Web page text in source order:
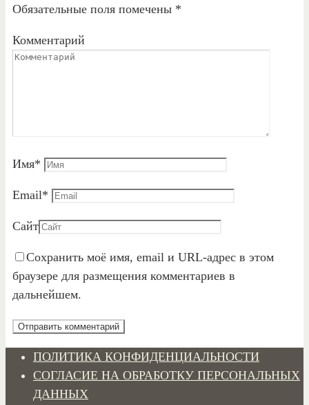
Обязательные поля помечены *
Комментарий
Имя*
Email*
Сайт
Сохранить моё имя, email и URL-адрес в этом
браузере для размещения комментариев в
дальнейшем.
ПОЛИТИКА КОНФИДЕНЦИАЛЬНОСТИ
СОГЛАСИЕ НА ОБРАБОТКУ ПЕРСОНАЛЬНЫХ
ДАННЫХ